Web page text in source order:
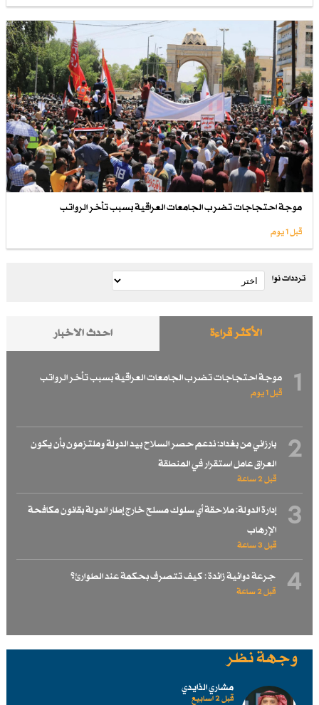
موجة احتجاجات تضرب الجامعات العراقية بسبب تأخر الرواتب
قبل 1 یوم
ترددات نوا
الأكثر قراءة احدث الاخبار
1 موجة احتجاجات تضرب الجامعات العراقية بسبب تأخر الرواتب
قبل 1 یوم
2
بارزاني من بغداد: ندعم حصر السلاح بيد الدولة وملتزمون بأن يكون
العراق عامل استقرار في المنطقة
قبل 2 ساعة
3
إدارة الدولة: ملاحقة أي سلوك مسلح خارج إطار الدولة بقانون مكافحة
الإرهاب
قبل 3 ساعة
4 جرعة دوائية زائدة : كيف تتصرف بحكمة عند الطوارئ؟
قبل 2 ساعة
وجهة نظر
مشاري الذايدي
قبل 2 اسابیع